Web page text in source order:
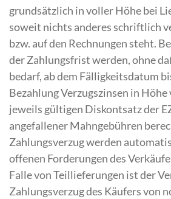
grundsätzlich in voller Höhe bei
soweit nichts anderes schriftlich
bzw. auf den Rechnungen steht.
der Zahlungsfrist werden, ohne
bedarf, ab dem Fälligkeitsdatum
Bezahlung Verzugszinsen in Höhe
jeweils gültigen Diskontsatz der
angefallener Mahngebühren
Zahlungsverzug werden
offenen Forderungen des
Falle von Teillieferungen ist der
Zahlungsverzug des Käufers von